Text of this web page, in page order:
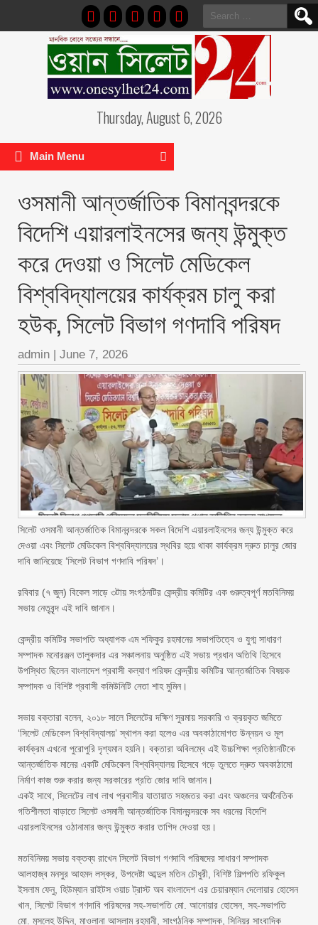
Search
for:
Thursday, August 6, 2026
Main Menu
ওসমানী আন্তর্জাতিক বিমানবন্দরকে
বিদেশি এয়ারলাইনসের জন্য উন্মুক্ত
করে দেওয়া ও সিলেট মেডিকেল
বিশ্ববিদ্যালয়ের কার্যক্রম চালু করা
হউক, সিলেট বিভাগ গণদাবি পরিষদ ‎ ‎
admin | June 7, 2026
‎সিলেট ওসমানী আন্তর্জাতিক বিমানবন্দরকে সকল বিদেশি এয়ারলাইনসের জন্য উন্মুক্ত করে
দেওয়া এবং সিলেট মেডিকেল বিশ্ববিদ্যালয়ের স্থবির হয়ে থাকা কার্যক্রম দ্রুত চালুর জোর
দাবি জানিয়েছে ‘সিলেট বিভাগ গণদাবি পরিষদ’।
‎রবিবার (৭ জুন) বিকেল সাড়ে ৩টায় সংগঠনটির কেন্দ্রীয় কমিটির এক গুরুত্বপূর্ণ মতবিনিময়
সভায় নেতৃবৃন্দ এই দাবি জানান।
‎​কেন্দ্রীয় কমিটির সভাপতি অধ্যাপক এম শফিকুর রহমানের সভাপতিত্বে ও যুগ্ম সাধারণ
সম্পাদক মনোরঞ্জন তালুকদার এর সঞ্চালনায় অনুষ্ঠিত এই সভায় প্রধান অতিথি হিসেবে
উপস্থিত ছিলেন বাংলাদেশ প্রবাসী কল্যাণ পরিষদ কেন্দ্রীয় কমিটির আন্তর্জাতিক বিষয়ক
সম্পাদক ও বিশিষ্ট প্রবাসী কমিউনিটি নেতা শাহ মুমিন।
‎​সভায় বক্তারা বলেন, ২০১৮ সালে সিলেটের দক্ষিণ সুরমায় সরকারি ও ক্রয়কৃত জমিতে
‘সিলেট মেডিকেল বিশ্ববিদ্যালয়’ স্থাপন করা হলেও এর অবকাঠামোগত উন্নয়ন ও মূল
কার্যক্রম এখনো পুরোপুরি দৃশ্যমান হয়নি। বক্তারা অবিলম্বে এই উচ্চশিক্ষা প্রতিষ্ঠানটিকে
আন্তর্জাতিক মানের একটি মেডিকেল বিশ্ববিদ্যালয় হিসেবে গড়ে তুলতে দ্রুত অবকাঠামো
নির্মাণ কাজ শুরু করার জন্য সরকারের প্রতি জোর দাবি জানান।
‎​একই সাথে, সিলেটের লাখ লাখ প্রবাসীর যাতায়াত সহজতর করা এবং অঞ্চলের অর্থনৈতিক
গতিশীলতা বাড়াতে সিলেট ওসমানী আন্তর্জাতিক বিমানবন্দরকে সব ধরনের বিদেশি
এয়ারলাইনসের ওঠানামার জন্য উন্মুক্ত করার তাগিদ দেওয়া হয়।
‎​মতবিনিময় সভায় বক্তব্য রাখেন সিলেট বিভাগ গণদাবি পরিষদের সাধারণ সম্পাদক
আলহাজ্ব মনসুর আহমদ লস্কর, উপদেষ্টা আব্দুল মতিন চৌধুরী, বিশিষ্ট শিল্পপতি রফিকুল
ইসলাম ফেনু, হিউম্যান রাইটস ওয়াচ ট্রাস্ট অব বাংলাদেশ এর চেয়ারম্যান দেলোয়ার হোসেন
খান, সিলেট বিভাগ গণদাবি পরিষদের সহ-সভাপতি মো. আনোয়ার হোসেন, সহ-সভাপতি
মো. মুসলেহ উদ্দিন, মাওলানা আসলাম রহমানী, সাংগঠনিক সম্পাদক, সিনিয়র সাংবাদিক